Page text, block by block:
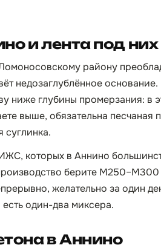
и лента под них
району
недозаглублённое
ниже глубины промерзания: в
выше, обязательна
суглинка.
которых в Аннино
берите М250–М300
желательно за один
есть один-два миксера.
в Аннино